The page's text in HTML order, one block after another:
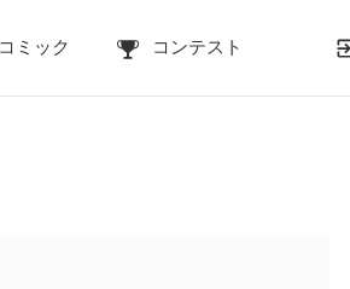
コミック コンテスト